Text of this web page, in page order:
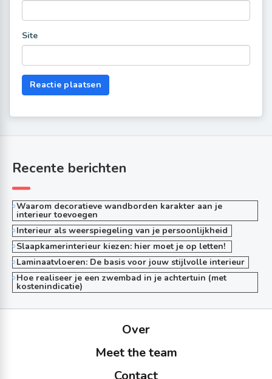
Site
Recente berichten
Waarom decoratieve wandborden karakter aan je
interieur toevoegen
Interieur als weerspiegeling van je persoonlijkheid
Slaapkamerinterieur kiezen: hier moet je op letten!
Laminaatvloeren: De basis voor jouw stijlvolle interieur
Hoe realiseer je een zwembad in je achtertuin (met
kostenindicatie)
Over
Meet the team
Contact